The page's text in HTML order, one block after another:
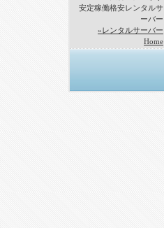
安定稼働格安レンタルサ
ーバー
»レンタルサーバー
Home